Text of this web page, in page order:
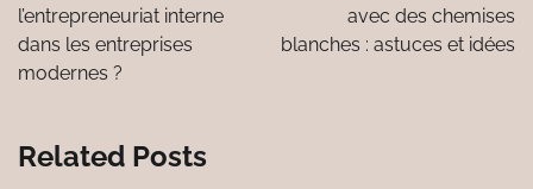
l’article
l’entrepreneuriat interne
dans les entreprises
modernes ?
avec des chemises
blanches : astuces et idées
Related Posts